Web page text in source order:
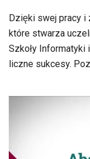
Dzięki swej pracy i
które stwarza
Szkoły
liczne sukcesy.